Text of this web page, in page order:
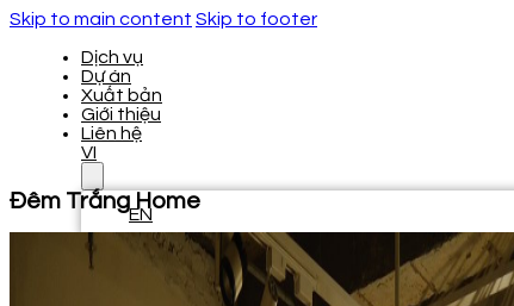
Skip to main content Skip to footer
Dịch vụ
Dự án
Xuất bản
Giới thiệu
Liên hệ
VI
EN
Đêm Trắng Home